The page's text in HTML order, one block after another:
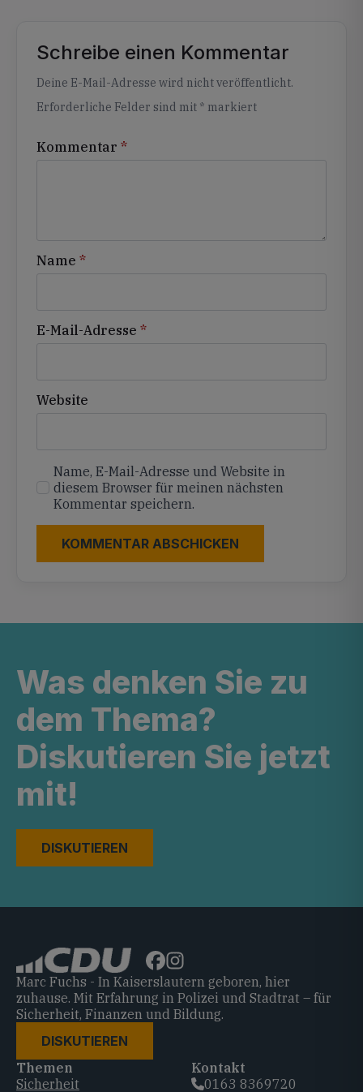
Schreibe einen Kommentar
Deine E-Mail-Adresse wird nicht veröffentlicht.
Erforderliche Felder sind mit * markiert
Kommentar *
Name *
E-Mail-Adresse *
Website
Name, E-Mail-Adresse und Website in
diesem Browser für meinen nächsten
Kommentar speichern.
Alternative:
Was denken Sie zu
dem Thema?
Diskutieren Sie jetzt
mit!
DISKUTIEREN
Marc Fuchs - In Kaiserslautern geboren, hier
zuhause. Mit Erfahrung in Polizei und Stadtrat – für
Sicherheit, Finanzen und Bildung.
DISKUTIEREN
Themen
Sicherheit
Kontakt
0163 8369720‬